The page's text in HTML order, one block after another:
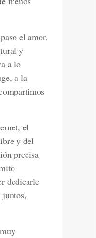
el amor.
y
a lo
a la
el
y del
precisa
dedicarle
juntos,